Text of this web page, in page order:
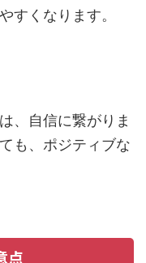
すくなります。
、自信に繋がりま
も、ポジティブな
点